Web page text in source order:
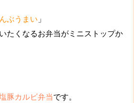
ぶうまい 」
たくなるお弁当がミニストップか
豚カルビ弁当です。